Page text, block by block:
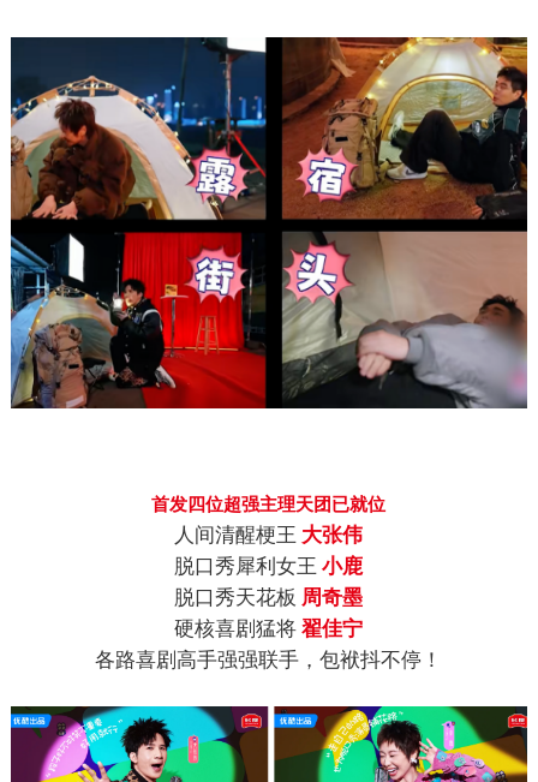
首发四位超强主理天团已就位
人间清醒梗王 大张伟
脱口秀犀利女王小鹿
脱口秀天花板 周奇墨
硬核喜剧猛将翟佳宁
各路喜剧高手强强联手，包袱抖不停！